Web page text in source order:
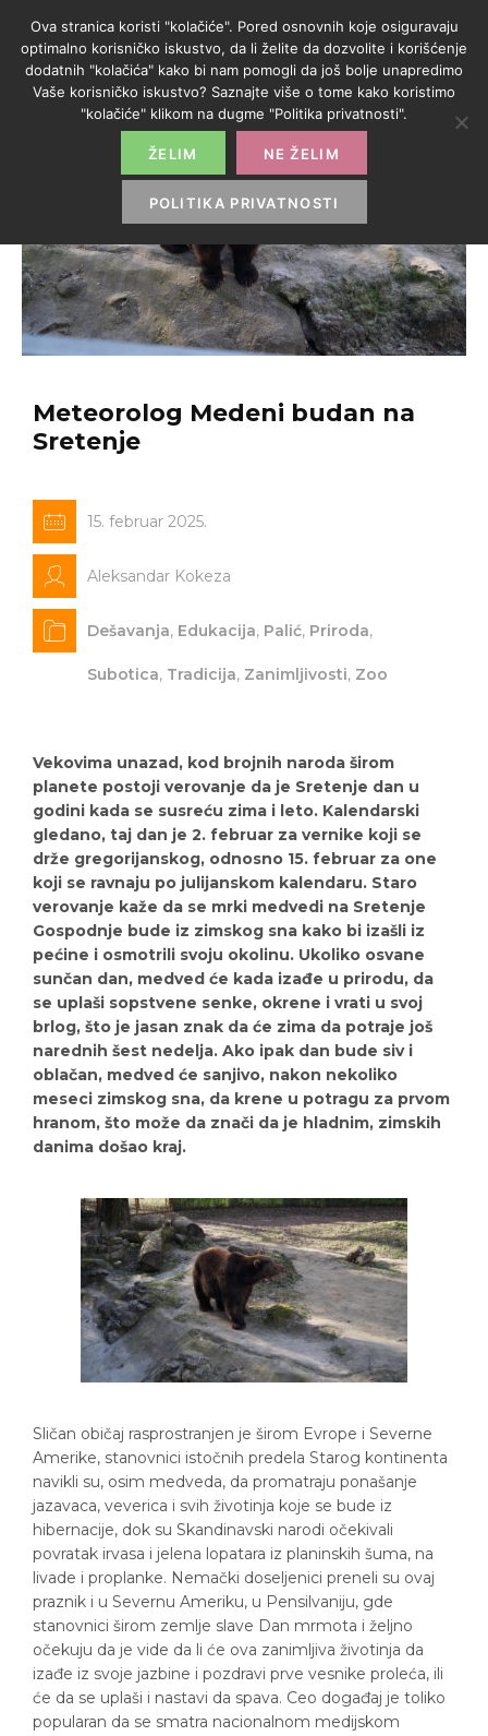
Meteorolog Medeni budan na
Sretenje
15. februar 2025.
Aleksandar Kokeza
Dešavanja, Edukacija, Palić, Priroda,
Subotica, Tradicija, Zanimljivosti, Zoo
Vekovima unazad, kod brojnih naroda širom
planete postoji verovanje da je Sretenje dan u
godini kada se susreću zima i leto. Kalendarski
gledano, taj dan je 2. februar za vernike koji se
drže gregorijanskog, odnosno 15. februar za one
koji se ravnaju po julijanskom kalendaru. Staro
verovanje kaže da se mrki medvedi na Sretenje
Gospodnje bude iz zimskog sna kako bi izašli iz
pećine i osmotrili svoju okolinu. Ukoliko osvane
sunčan dan, medved će kada izađe u prirodu, da
se uplaši sopstvene senke, okrene i vrati u svoj
brlog, što je jasan znak da će zima da potraje još
narednih šest nedelja. Ako ipak dan bude siv i
oblačan, medved će sanjivo, nakon nekoliko
meseci zimskog sna, da krene u potragu za prvom
hranom, što može da znači da je hladnim, zimskih
danima došao kraj.
Sličan običaj rasprostranjen je širom Evrope i Severne
Amerike, stanovnici istočnih predela Starog kontinenta
navikli su, osim medveda, da promatraju ponašanje
jazavaca, veverica i svih životinja koje se bude iz
hibernacije, dok su Skandinavski narodi očekivali
povratak irvasa i jelena lopatara iz planinskih šuma, na
livade i proplanke. Nemački doseljenici preneli su ovaj
praznik i u Severnu Ameriku, u Pensilvaniju, gde
stanovnici širom zemlje slave Dan mrmota i željno
očekuju da je vide da li će ova zanimljiva životinja da
izađe iz svoje jazbine i pozdravi prve vesnike proleća, ili
će da se uplaši i nastavi da spava. Ceo događaj je toliko
popularan da se smatra nacionalnom medijskom
Ova stranica koristi "kolačiće". Pored osnovnih koje osiguravaju
optimalno korisničko iskustvo, da li želite da dozvolite i korišćenje
dodatnih "kolačića" kako bi nam pomogli da još bolje unapredimo
Vaše korisničko iskustvo? Saznajte više o tome kako koristimo
"kolačiće" klikom na dugme "Politika privatnosti".
ŽELIM NE ŽELIM
POLITIKA PRIVATNOSTI